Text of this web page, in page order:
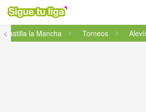
<
Castilla la Mancha Torneos